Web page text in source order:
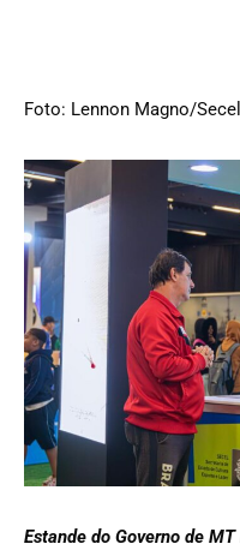
Foto: Lennon Magno/
Estande do Governo de